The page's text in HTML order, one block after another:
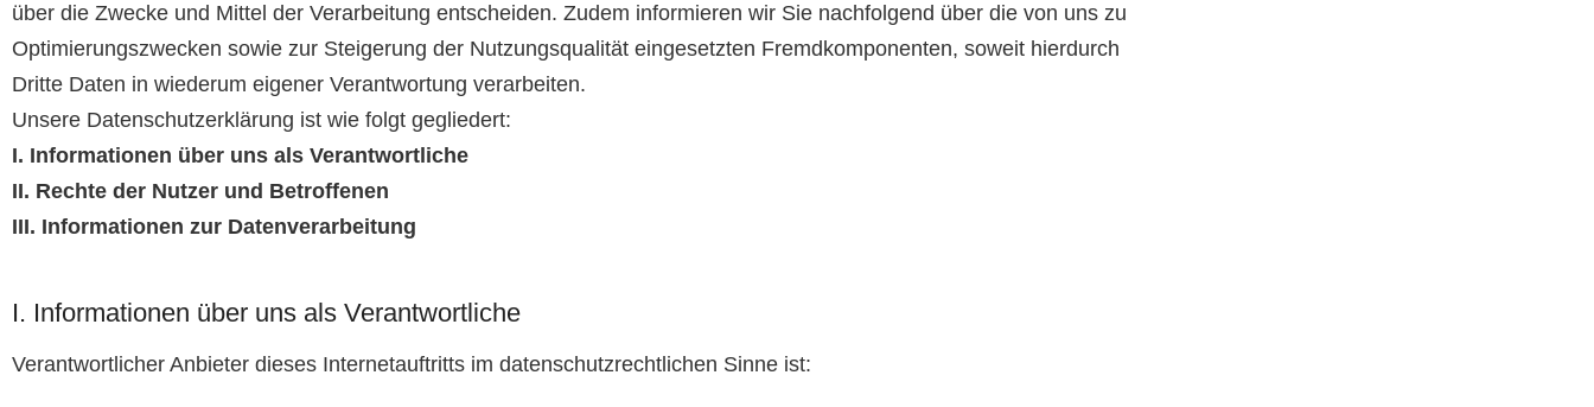
über die Zwecke und Mittel der Verarbeitung entscheiden. Zudem informieren wir Sie nachfolgend über die von uns zu
Optimierungszwecken sowie zur Steigerung der Nutzungsqualität eingesetzten Fremdkomponenten, soweit hierdurch
Dritte Daten in wiederum eigener Verantwortung verarbeiten.
Unsere Datenschutzerklärung ist wie folgt gegliedert:
I. Informationen über uns als Verantwortliche
II. Rechte der Nutzer und Betroffenen
III. Informationen zur Datenverarbeitung
I. Informationen über uns als Verantwortliche
Verantwortlicher Anbieter dieses Internetauftritts im datenschutzrechtlichen Sinne ist: